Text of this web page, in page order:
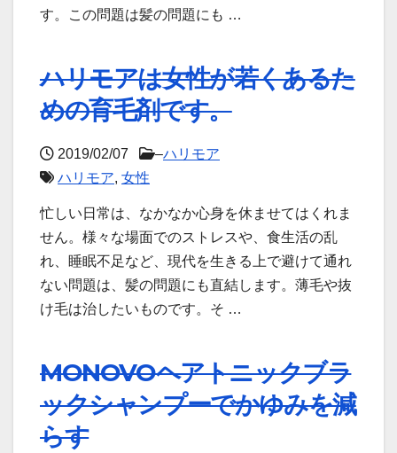
す。この問題は髪の問題にも …
ハリモアは女性が若くあるた
めの育毛剤です。
2019/02/07 –ハリモア
ハリモア, 女性
忙しい日常は、なかなか心身を休ませてはくれま
せん。様々な場面でのストレスや、食生活の乱
れ、睡眠不足など、現代を生きる上で避けて通れ
ない問題は、髪の問題にも直結します。薄毛や抜
け毛は治したいものです。そ …
MONOVOヘアトニックブラ
ックシャンプーでかゆみを減
らす